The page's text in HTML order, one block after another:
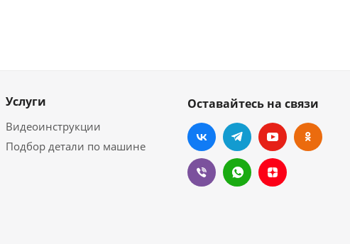
Услуги
Видеоинструкции
Подбор детали по машине
Оставайтесь на связи